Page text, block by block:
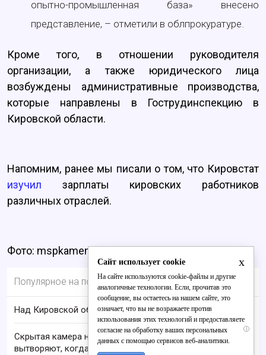
опытно-промышленная база» внесено
представление, – отметили в облпрокуратуре.
Кроме того, в отношении руководителя
организации, а также юридического лица
возбуждены административные производства,
которые направлены в Гострудинспекцию в
Кировской области.
Напомним, ранее мы писали о том, что Кировстат
изучил зарплаты кировских работников
различных отраслей.
Фото: mspkamensk.ru
Популярное на портале
Над Кировской областью сбили БПЛА
i
Скрытая камера на пляже Крыма: Что люди
вытворяют, когда их не видят...
x
Сайт использует cookie
На сайте используются cookie-файлы и другие
аналогичные технологии. Если, прочитав это
сообщение, вы остаетесь на нашем сайте, это
означает, что вы не возражаете против
использования этих технологий и предоставляете
согласие на обработку ваших персональных
данных с помощью сервисов веб-аналитики.